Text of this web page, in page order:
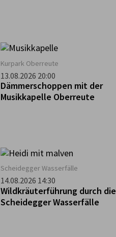
Kurpark Oberreute
13.08.2026 20:00
Dämmerschoppen mit der
Musikkapelle Oberreute
Scheidegger Wasserfälle
14.08.2026 14:30
Wildkräuterführung durch die
Scheidegger Wasserfälle